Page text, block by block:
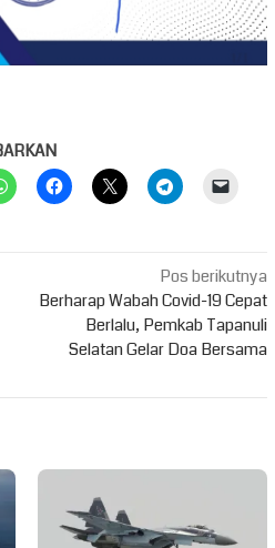
Pos berikutnya
Berharap Wabah Covid-19 Cepat
Berlalu, Pemkab Tapanuli
Selatan Gelar Doa Bersama